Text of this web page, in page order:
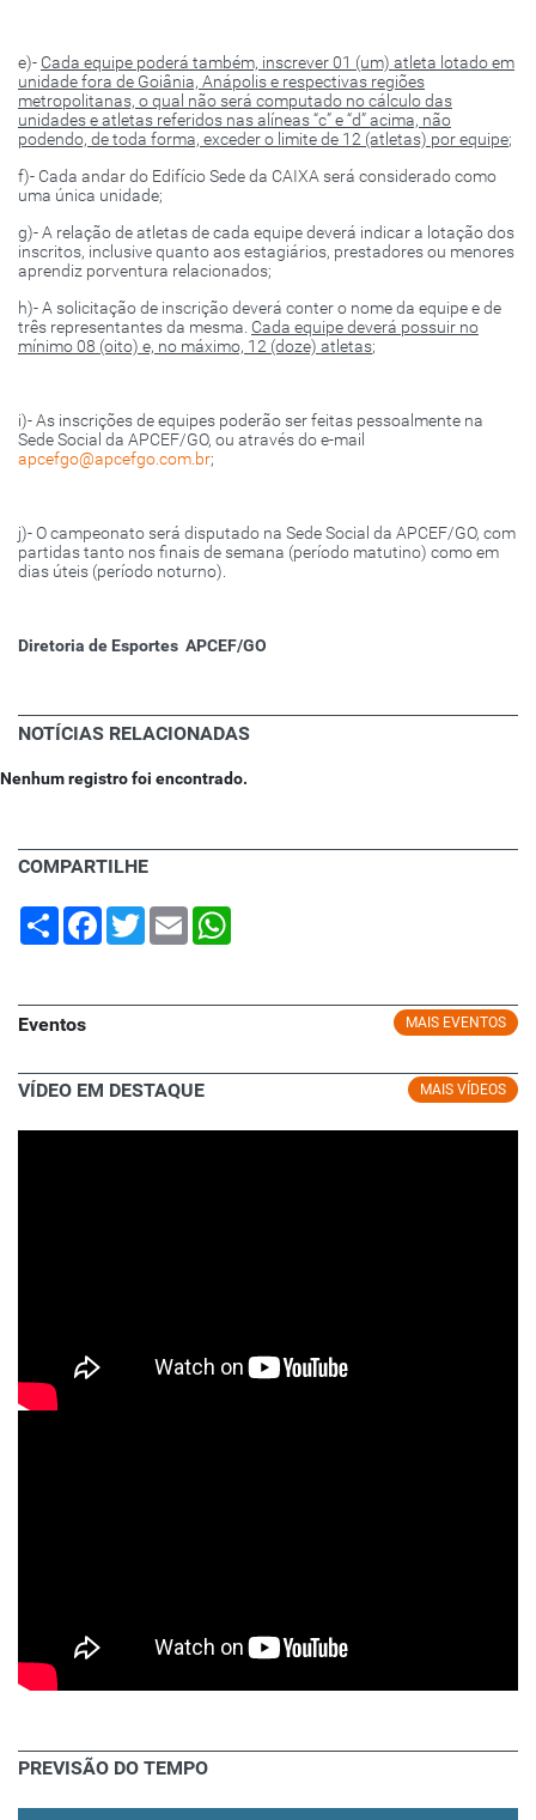
e)- Cada equipe poderá também, inscrever 01 (um) atleta lotado em
unidade fora de Goiânia, Anápolis e respectivas regiões
metropolitanas, o qual não será computado no cálculo das
unidades e atletas referidos nas alíneas “c” e “d” acima, não
podendo, de toda forma, exceder o limite de 12 (atletas) por equipe;
f)- Cada andar do Edifício Sede da CAIXA será considerado como
uma única unidade;
g)- A relação de atletas de cada equipe deverá indicar a lotação dos
inscritos, inclusive quanto aos estagiários, prestadores ou menores
aprendiz porventura relacionados;
h)- A solicitação de inscrição deverá conter o nome da equipe e de
três representantes da mesma. Cada equipe deverá possuir no
mínimo 08 (oito) e, no máximo, 12 (doze) atletas;
i)- As inscrições de equipes poderão ser feitas pessoalmente na
Sede Social da APCEF/GO, ou através do e-mail
apcefgo@apcefgo.com.br;
j)- O campeonato será disputado na Sede Social da APCEF/GO, com
partidas tanto nos finais de semana (período matutino) como em
dias úteis (período noturno).
Diretoria de Esportes APCEF/GO
NOTÍCIAS RELACIONADAS
Nenhum registro foi encontrado.
COMPARTILHE
Share Facebook
TwitterEmail
MAIS EVENTOS
Eventos
MAIS VÍDEOS
VÍDEO EM DESTAQUE
PREVISÃO DO TEMPO